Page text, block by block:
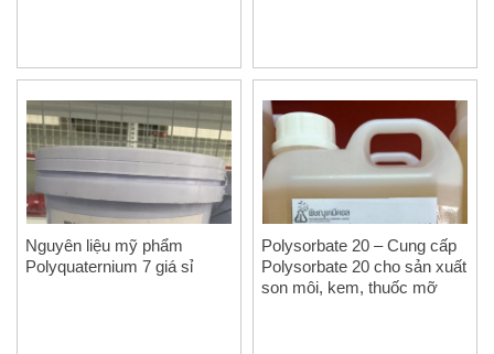
Nguyên liệu mỹ phẩm
Polyquaternium 7 giá sỉ
Polysorbate 20 – Cung cấp
Polysorbate 20 cho sản xuất
son môi, kem, thuốc mỡ